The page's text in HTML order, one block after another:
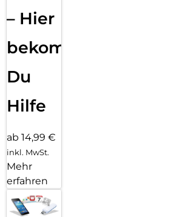
– Hier
bekommst
Du
Hilfe
ab 14,99 €
inkl. MwSt.
Mehr
erfahren